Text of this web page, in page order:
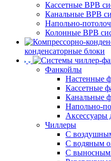
Кассетные ВРВ
Канальные ВРВ
Напольно-
Колонные ВРВ
конденсаторные блоки
Фанкойлы
Настенные
Кассетные
Канальные
Напольно-
Аксессуары
Чиллеры
С
С водяным
С выносным